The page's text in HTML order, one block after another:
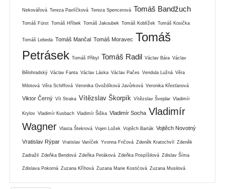
Nekovářová Tereza Pavlíčková Tereza Spencerová Tomáš Bandžuch
Tomáš Fürst Tomáš Hříbek Tomáš Jakoubek Tomáš Koblížek Tomáš Kosička
Tomáš Lebeda Tomáš Mančal Tomáš Moravec Tomáš
Petrásek Tomáš Přibyl Tomáš Radil Václav Bára Václav
Bělohradský Václav Fanta Václav Láska Václav Pačes Vendula Lužná Věra
Milotová Věra Schiffová Veronika Gvoždíková Javůrková Veronika Křesťanová
Viktor Černý Vít Straka Vítězslav Škorpík Vítězslav Švejdar Vladimír
Krylov Vladimír Kusbach Vladimír Šiška Vladimír Socha Vladimír
Wagner Vlasta Štekrová Vojen Ložek Vojtěch Barták Vojtěch Novotný
Vratislav Rýpar Vratislav Vaníček Yvonna Fričová Zdeněk Kratochvíl Zdeněk
Zadražil Zdeňka Bendová Zdeňka Petáková Zdeňka Pospíšilová Zdislav Šíma
Zdislava Pokorná Zuzana Kříhová Zuzana Marie Kostićová Zuzana Musilová